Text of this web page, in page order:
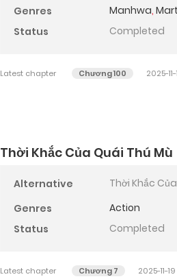
Genres
Manhwa,
Status
Completed
Latest chapter Chương 100 2025-
Thời Khắc Của Quái Thú Mù
Alternative
Thời Khắc
Genres
Action
Status
Completed
Latest chapter Chương 7 2025-11-19